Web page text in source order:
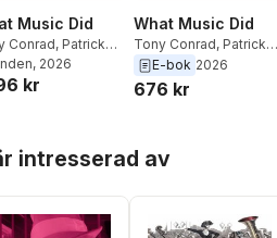
Music Did
Conrad, Patrick
, 2026
kr
What Music Did
Tony Conrad, Patrick
Nickleson
E-bok 2026
676 kr
intresserad av